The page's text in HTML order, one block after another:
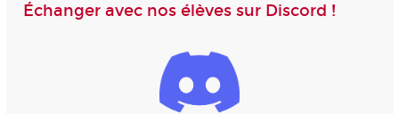
Échanger avec nos élèves sur Discord !